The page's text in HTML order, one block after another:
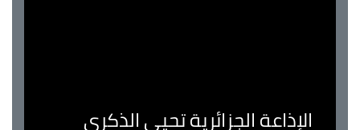
الإذاعة الجزائرية تحيي الذكرى